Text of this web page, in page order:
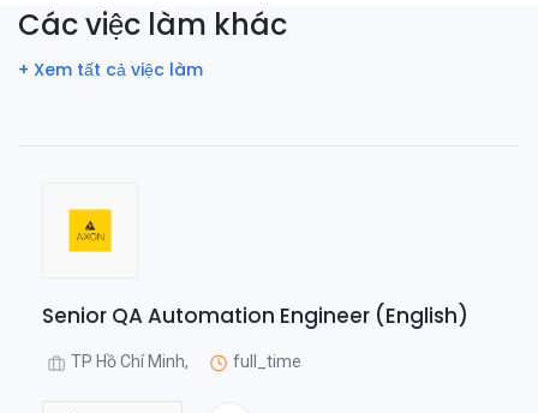
Các việc làm khác
+ Xem tất cả việc làm
Senior QA Automation Engineer (English)
TP Hồ Chí Minh, full_time